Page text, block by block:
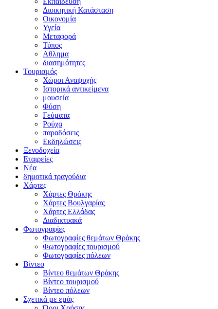
Διοικητική Κατάσταση
Οικονομία
Υγεία
Μεταφορά
Τύπος
Αθλημα
διασημότητες
Τουρισμός
Χώροι Αναψυχής
Ιστορικά αντικείμενα
μουσεία
Φύση
Γεύματα
Ρούχα
παραδόσεις
Εκδηλώσεις
Ξενοδοχεία
Εταιρείες
Νέα
δημοτικά τραγούδια
Χάρτες
Χάρτες Θράκης
Χάρτες Βουλγαρίας
Χάρτες Ελλάδας
Διαδικτυακά
Φωτογραφίες
Φωτογραφίες θεμάτων Θράκης
Φωτογραφίες τουρισμού
Φωτογραφίες πόλεων
Βίντεο
Βίντεο θεμάτων Θράκης
Βίντεο τουρισμού
Βίντεο πόλεων
Σχετικά με εμάς